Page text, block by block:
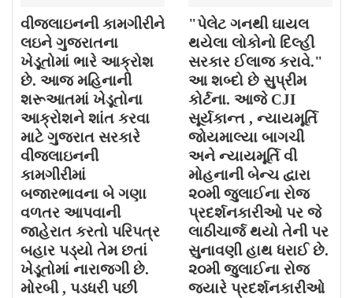
વીજલાઇનની કામગીરીને
લઇને ગુજરાતના
ખેડૂતોમાં ભારે આક્રોશ
છે. આજ મહિનાની
શરૂઆતમાં ખેડૂતોના
આક્રોશને શાંત કરવા
માટે ગુજરાત સરકારે
વીજલાઇનની
કામગીરીમાં
બજારભાવના બે ગણા
વળતર આપવાની
જાહેરાત કરતો પરિપત્ર
બહાર પડ્યો તેમ છતાં
ખેડૂતોમાં નારાજગી છે.
મોરબી , પડધરી પછી
"પેલેટ ગનથી ઘાયલ
થયેલા લોકોનો દિલ્હી
સરકાર ઈલાજ કરાવે."
આ શબ્દો છે સુપ્રીમ
કોર્ટના. આજે CJI
સૂર્યકાન્ત , ન્યાયમૂર્તિ
જોયમાલ્યા બાગચી
અને ન્યાયમૂર્તિ વી
મોહનાની બેન્ચ દ્વારા
૨૦મી જુલાઈના રોજ
પ્રદર્શનકારીઓ પર જે
લાઠીચાર્જ થયો તેની પર
સુનાવણી હાથ ધરાઈ છે.
૨૦મી જુલાઈના રોજ
જયારે પ્રદર્શનકારીઓ